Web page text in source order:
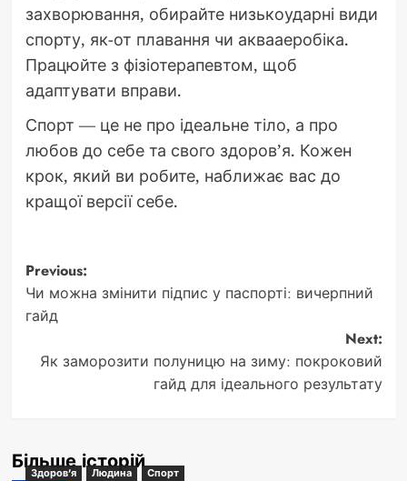
захворювання, обирайте низькоударні види
спорту, як-от плавання чи аквааеробіка.
Працюйте з фізіотерапевтом, щоб
адаптувати вправи.
Спорт — це не про ідеальне тіло, а про
любов до себе та свого здоров’я. Кожен
крок, який ви робите, наближає вас до
кращої версії себе.
Post
navigation
Previous:
Чи можна змінити підпис у паспорті: вичерпний
гайд
Next:
Як заморозити полуницю на зиму: покроковий
гайд для ідеального результату
Більше історій
Здоров'я Людина Спорт